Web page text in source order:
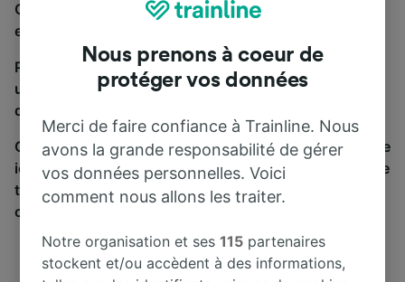
Charles de Gaulle CDG à Tours, vous êtes au bon
endroit.
Pour trouver des billets de bus, lancez simplement
une recherche ci-dessus. Nous comparons les temps
de trajets et les prix des voyages, en train et en bus.
Qu’importe votre destination, votre voyage commence
ici. Nous collaborons avec plus de 170 compagnies de
train et de bus. Consultez et achetez vos billets sur
cette page.
Nous prenons à coeur de
protéger vos données
Merci de faire confiance à Trainline. Nous
avons la grande responsabilité de gérer
vos données personnelles. Voici
comment nous allons les traiter.
Notre organisation et ses115 partenaires
stockent et/ou accèdent à des informations,